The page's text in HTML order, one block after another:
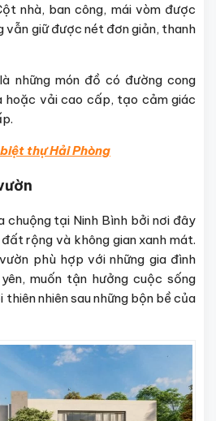
nhà, ban công, mái vòm được
vẫn giữ được nét đơn giản, thanh
những món đồ có đường cong
hoặc vải cao cấp, tạo cảm giác
thự Hải Phòng
tại Ninh Bình bởi nơi đây
rộng và không gian xanh mát.
phù hợp với những gia đình
muốn tận hưởng cuộc sống
thiên nhiên sau những bộn bề của